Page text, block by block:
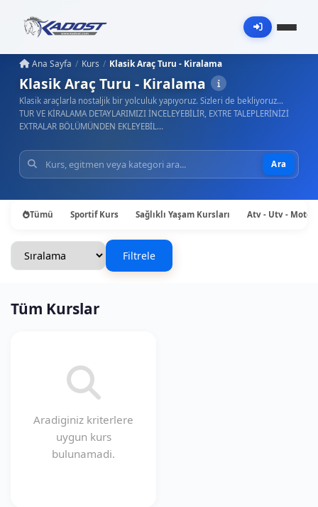
Ana Sayfa Kurs Klasik Araç Turu - Kiralama
Klasik Araç Turu - Kiralama
Klasik araçlarla nostaljik bir yolculuk yapıyoruz. Sizleri de bekliyoruz...
TUR VE KİRALAMA DETAYLARIMIZI İNCELEYEBİLİR, EXTRE TALEPLERİNİZİ
EXTRALAR BÖLÜMÜNDEN EKLEYEBİL…
Ara
Tümü Sportif Kurs Sağlıklı Yaşam Kursları Atv - Utv -
Filtrele
Tüm Kurslar
Aradiginiz kriterlere
uygun kurs
bulunamadi.